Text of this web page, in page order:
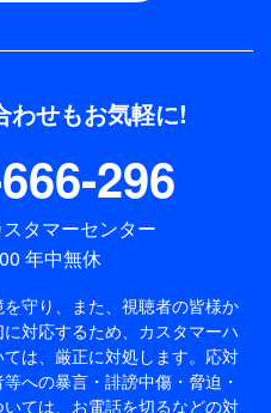
わせもお気軽に!
296
タマーセンター
年中無休
守り、また、視聴者の皆様か
対応するため、 カスタマーハ
は、厳正に対処します。応対
への暴言・誹謗中傷・脅迫・
ては、お電話を切るなどの対